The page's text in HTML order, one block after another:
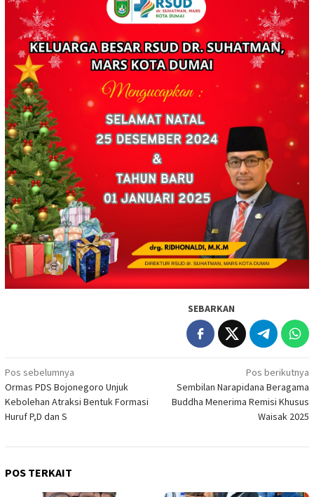
SEBARKAN
Navigasi
pos
Pos sebelumnya
Ormas PDS Bojonegoro Unjuk
Kebolehan Atraksi Bentuk Formasi
Huruf P,D dan S
Pos berikutnya
Sembilan Narapidana Beragama
Buddha Menerima Remisi Khusus
Waisak 2025
POS TERKAIT